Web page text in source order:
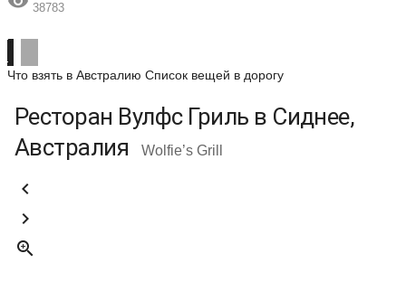
38783
Что взять в Австралию Список вещей в дорогу
Ресторан Вулфс Гриль в Сиднее,
Австралия
Wolfie’s Grill


